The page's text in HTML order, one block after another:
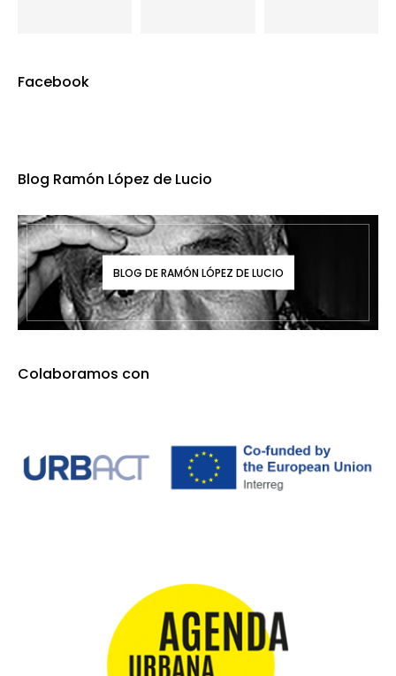
Facebook
Blog Ramón López de Lucio
BLOG DE RAMÓN LÓPEZ DE LUCIO
Colaboramos con